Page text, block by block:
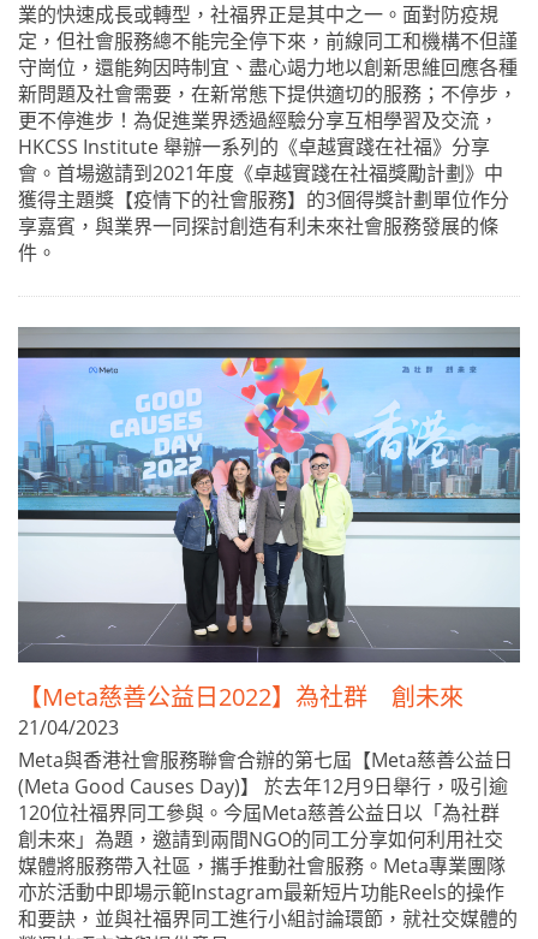
業的快速成長或轉型，社福界正是其中之一。面對防疫規
定，但社會服務總不能完全停下來，前線同工和機構不但謹
守崗位，還能夠因時制宜、盡心竭力地以創新思維回應各種
新問題及社會需要，在新常態下提供適切的服務；不停步，
更不停進步！為促進業界透過經驗分享互相學習及交流，
HKCSS Institute 舉辦一系列的《卓越實踐在社福》分享
會。首場邀請到2021年度《卓越實踐在社福獎勵計劃》中
獲得主題獎【疫情下的社會服務】的3個得獎計劃單位作分
享嘉賓，與業界一同探討創造有利未來社會服務發展的條
件。
【Meta慈善公益日2022】為社群 創未來
21/04/2023
Meta與香港社會服務聯會合辦的第七屆【Meta慈善公益日
(Meta Good Causes Day)】 於去年12月9日舉行，吸引逾
120位社福界同工參與。今屆Meta慈善公益日以「為社群
創未來」為題，邀請到兩間NGO的同工分享如何利用社交
媒體將服務帶入社區，攜手推動社會服務。Meta專業團隊
亦於活動中即場示範Instagram最新短片功能Reels的操作
和要訣，並與社福界同工進行小組討論環節，就社交媒體的